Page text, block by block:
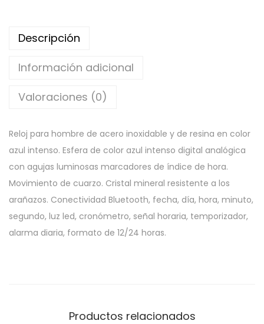
Descripción
Información adicional
Valoraciones (0)
Reloj para hombre de acero inoxidable y de resina en color
azul intenso. Esfera de color azul intenso digital analógica
con agujas luminosas marcadores de índice de hora.
Movimiento de cuarzo. Cristal mineral resistente a los
arañazos. Conectividad Bluetooth, fecha, día, hora, minuto,
segundo, luz led, cronómetro, señal horaria, temporizador,
alarma diaria, formato de 12/24 horas.
Productos relacionados